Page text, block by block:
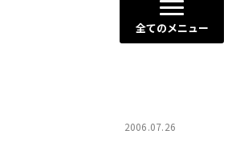
全てのメニュー
2006.07.26